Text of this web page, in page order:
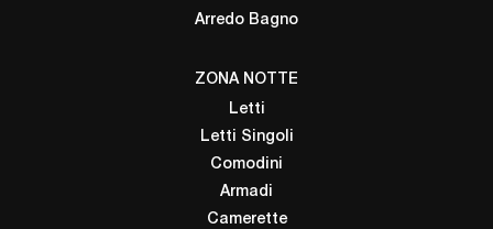
Arredo Bagno
ZONA NOTTE
Letti
Letti Singoli
Comodini
Armadi
Camerette